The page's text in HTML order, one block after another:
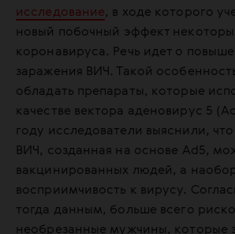
исследование, в ходе которого
новый побочный эффект
коронавируса. Речь идет о
заражения ВИЧ. Такой
обладать препараты, которые
качестве вектора аденовирус 5
году исследователи выяснили,
ВИЧ, созданная на основе Ad5,
вакцинированных людей, а
восприимчивость к вирусу.
тогда данным, больше всего
необрезанные мужчины, которые